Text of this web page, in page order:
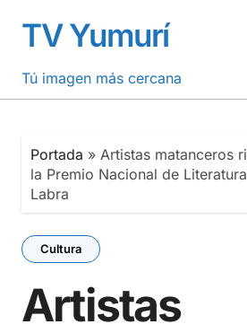
contenido
TV Yumurí
Tú imagen más cercana
Portada » Artistas matanceros
la Premio Nacional de
Labra
Cultura
Artistas